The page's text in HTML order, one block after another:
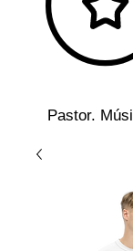
Pastor.